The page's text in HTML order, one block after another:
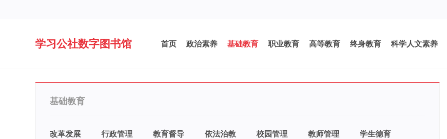
学习公社数字图书馆 首页 政治素养 基础教育 职业教育 高等教育 终身教育 科学人文素养
基础教育
改革发展 行政管理 教育督导 依法治教 校园管理 教师管理 学生德育